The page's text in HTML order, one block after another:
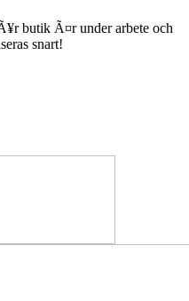
butik Ã¤r under arbete och
snart!